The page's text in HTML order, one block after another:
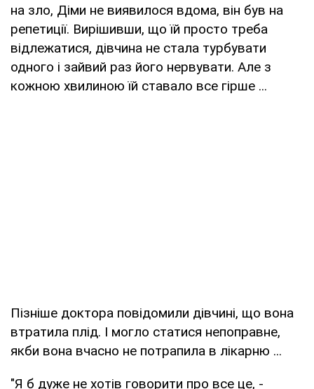
на зло, Діми не виявилося вдома, він був на
репетиції. Вирішивши, що їй просто треба
відлежатися, дівчина не стала турбувати
одного і зайвий раз його нервувати. Але з
кожною хвилиною їй ставало все гірше ...
Пізніше доктора повідомили дівчині, що вона
втратила плід. І могло статися непоправне,
якби вона вчасно не потрапила в лікарню ...
"Я б дуже не хотів говорити про все це, -